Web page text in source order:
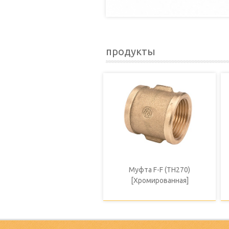
продукты
Муфта F-F (TH270)
[Хромированная]